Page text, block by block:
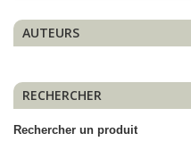
AUTEURS
RECHERCHER
Rechercher un produit